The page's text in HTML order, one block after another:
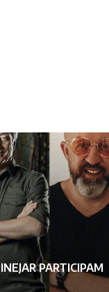
PARTICIPAM